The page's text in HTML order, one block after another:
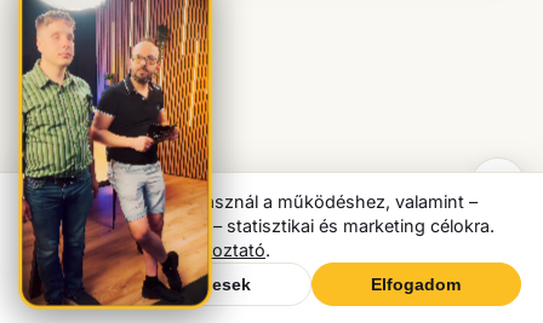
Felveszem veletek a kapcsolatot → ×
Weboldalunk sütiket használ a működéshez, valamint –
hozzájárulásod esetén – statisztikai és marketing célokra.
Részletek:Cookie tájékoztató.
Csak a szükségesek Elfogadom